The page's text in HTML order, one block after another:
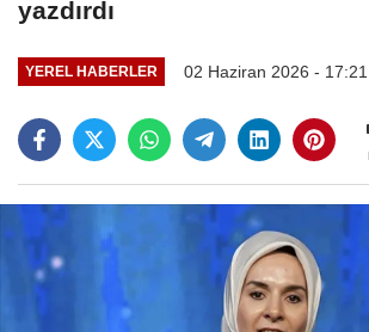
yazdırdı
YEREL HABERLER 02 Haziran 2026 - 17:21